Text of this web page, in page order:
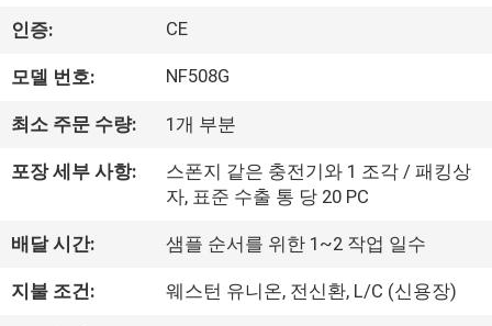
리
에
대
하
공
인증: CE
모델 번호: NF508G
최소 주문 수량: 1개 부분
포장 세부 사항:
스폰지 같은 충전기와 1 조각 / 패킹상
자, 표준 수출 통 당 20 PC
배달 시간: 샘플 순서를 위한 1~2 작업 일수
지불 조건: 웨스턴 유니온, 전신환, L/C (신용장)